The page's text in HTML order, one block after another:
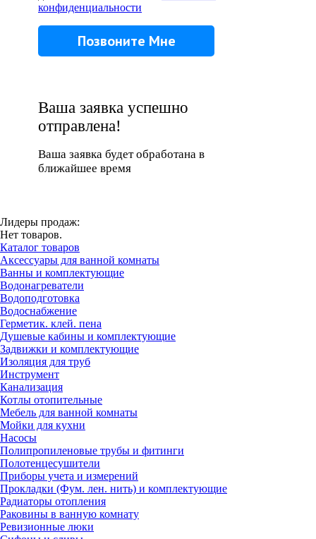
конфиденциальности
Ваша заявка успешно
отправлена!
Ваша заявка будет обработана в
ближайшее время
Лидеры продаж:
Нет товаров.
Каталог товаров
Аксессуары для ванной комнаты
Ванны и комплектующие
Водонагреватели
Водоподготовка
Водоснабжение
Герметик. клей. пена
Душевые кабины и комплектующие
Задвижки и комплектующие
Изоляция для труб
Инструмент
Канализация
Котлы отопительные
Мебель для ванной комнаты
Мойки для кухни
Насосы
Полипропиленовые трубы и фитинги
Полотенцесушители
Приборы учета и измерений
Прокладки (Фум. лен. нить) и комплектующие
Радиаторы отопления
Раковины в ванную комнату
Ревизионные люки